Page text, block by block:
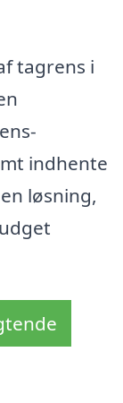
tagrens i
indhente
løsning,